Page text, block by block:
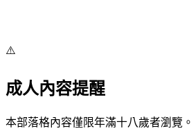
⚠️
成人內容提醒
本部落格內容僅限年滿十八歲者瀏覽。